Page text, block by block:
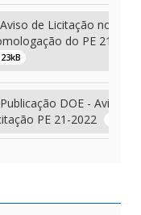
Aviso de Licitação no
do PE 21/2022
Publicação DOE - Aviso de
PE 21-2022
AutoCad